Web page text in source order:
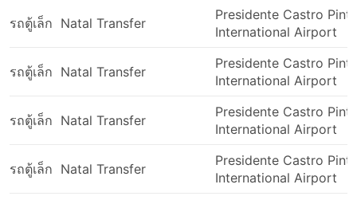
ประทานยาของคุณครึ่งชั่วโมงก่อนการเดินทางโดยรถตู้
โดยเฉพาะอย่างยิ่งหากเส้นทางของคุณคดเคี้ยว คุณอาจ
จะรู้สึกเมาเมื่อเดินทางโดยรถตู้มากกว่ารถประจำทาง
รถตู้เล็ก Natal Transfer
Presidente Castro
International Airport
รถตู้เล็ก Natal Transfer
Presidente Castro
International Airport
รถตู้เล็ก Natal Transfer
Presidente Castro
International Airport
รถตู้เล็ก Natal Transfer
Presidente Castro
International Airport